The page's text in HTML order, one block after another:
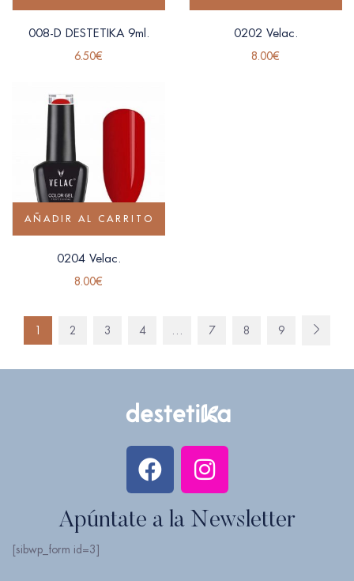
008-D DESTETIKA 9ml.
6.50€
0202 Velac.
8.00€
AÑADIR AL CARRITO
0204 Velac.
8.00€
1 2 3 4 … 7 8 9
Apúntate a la Newsletter
[sibwp_form id=3]